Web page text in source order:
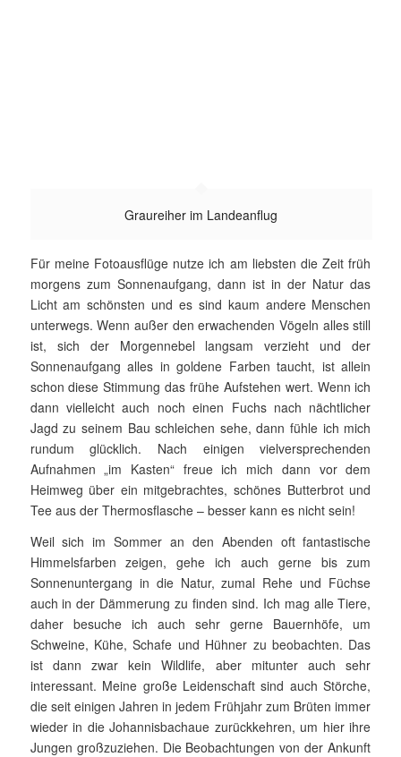
Graureiher im Landeanflug
Für meine Fotoausflüge nutze ich am liebsten die Zeit früh
morgens zum Sonnenaufgang, dann ist in der Natur das
Licht am schönsten und es sind kaum andere Menschen
unterwegs. Wenn außer den erwachenden Vögeln alles still
ist, sich der Morgennebel langsam verzieht und der
Sonnenaufgang alles in goldene Farben taucht, ist allein
schon diese Stimmung das frühe Aufstehen wert. Wenn ich
dann vielleicht auch noch einen Fuchs nach nächtlicher
Jagd zu seinem Bau schleichen sehe, dann fühle ich mich
rundum glücklich. Nach einigen vielversprechenden
Aufnahmen „im Kasten“ freue ich mich dann vor dem
Heimweg über ein mitgebrachtes, schönes But­ter­brot und
Tee aus der Thermosflasche – besser kann es nicht sein!
Weil sich im Sommer an den Abenden oft fantastische
Himmels­farben zeigen, gehe ich auch gerne bis zum
Sonnenuntergang in die Natur, zumal Rehe und Füchse
auch in der Dämmerung zu finden sind. Ich mag alle Tiere,
daher besuche ich auch sehr gerne Bauern­höfe, um
Schweine, Kühe, Schafe und Hühner zu beobachten. Das
ist dann zwar kein Wildlife, aber mitunter auch sehr
interessant. Meine große Leidenschaft sind auch Störche,
die seit einigen Jahren in jedem Frühjahr zum Brüten immer
wieder in die Johannisbachaue zurückkehren, um hier ihre
Jungen großzuziehen. Die Beobacht­ungen von der Ankunft